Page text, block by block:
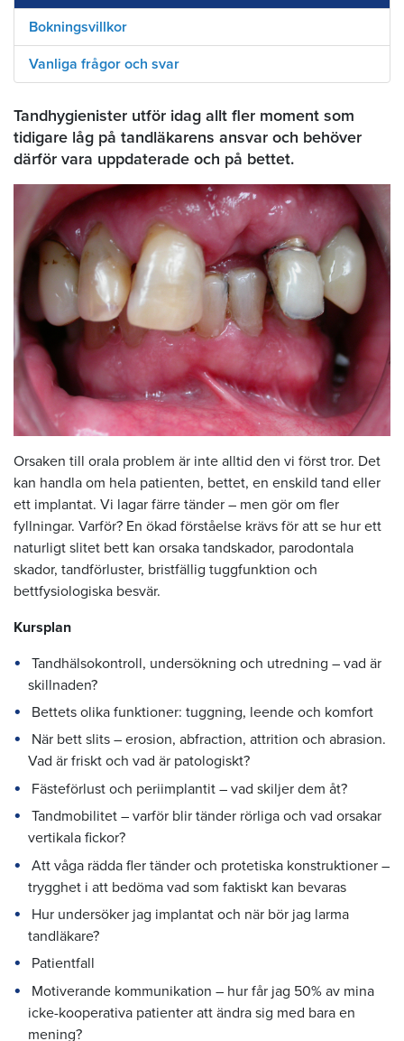
Bokningsvillkor
Vanliga frågor och svar
Tandhygienister utför idag allt fler moment som
tidigare låg på tandläkarens ansvar och behöver
därför vara uppdaterade och på bettet.
Orsaken till orala problem är inte alltid den vi först tror. Det
kan handla om hela patienten, bettet, en enskild tand eller
ett implantat. Vi lagar färre tänder – men gör om fler
fyllningar. Varför? En ökad förståelse krävs för att se hur ett
naturligt slitet bett kan orsaka tandskador, parodontala
skador, tandförluster, bristfällig tuggfunktion och
bettfysiologiska besvär.
Kursplan
Tandhälsokontroll, undersökning och utredning – vad är
skillnaden?
Bettets olika funktioner: tuggning, leende och komfort
När bett slits – erosion, abfraction, attrition och abrasion.
Vad är friskt och vad är patologiskt?
Fästeförlust och periimplantit – vad skiljer dem åt?
Tandmobilitet – varför blir tänder rörliga och vad orsakar
vertikala fickor?
Att våga rädda fler tänder och protetiska konstruktioner –
trygghet i att bedöma vad som faktiskt kan bevaras
Hur undersöker jag implantat och när bör jag larma
tandläkare?
Patientfall
Motiverande kommunikation – hur får jag 50% av mina
icke-kooperativa patienter att ändra sig med bara en
mening?